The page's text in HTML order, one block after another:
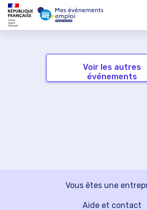
Voir les autres
événements
Vous êtes une
Aide et contact